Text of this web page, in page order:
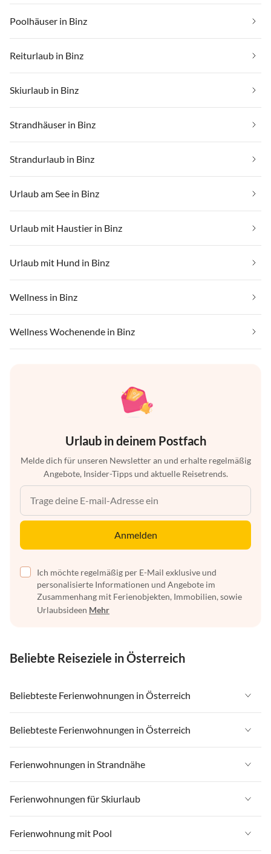
Poolhäuser in Binz
Reiturlaub in Binz
Skiurlaub in Binz
Strandhäuser in Binz
Strandurlaub in Binz
Urlaub am See in Binz
Urlaub mit Haustier in Binz
Urlaub mit Hund in Binz
Wellness in Binz
Wellness Wochenende in Binz
Urlaub in deinem Postfach
Melde dich für unseren Newsletter an und erhalte regelmäßig
Angebote, Insider-Tipps und aktuelle Reisetrends.
Anmelden
Ich möchte regelmäßig per E-Mail exklusive und
personalisierte Informationen und Angebote im
Zusammenhang mit Ferienobjekten, Immobilien, sowie
Urlaubsideen Mehr
Beliebte Reiseziele in Österreich
Beliebteste Ferienwohnungen in Österreich
Ferienwohnungen in Österreich
Ferienwohnungen in Tirol
Ferienwohnungen in Salzburger Land
Ferienwohnungen in Zell am See - Pinzgau
Ferienwohnungen in Zillertal
Beliebteste Ferienwohnungen in Österreich
Ferienwohnungen in Österreich
Ferienwohnungen in Tirol
Ferienwohnungen in Salzburger Land
Ferienwohnungen in Zell am See - Pinzgau
Ferienwohnungen in Strandnähe
Ferienwohnungen in Strandnähe in Österreich
Ferienwohnungen in Strandnähe in Kärnten
Ferienwohnungen in Strandnähe in Salzkammergut
Ferienwohnungen für Skiurlaub
Ferienwohnungen für Skiurlaub in Österreich
Ferienwohnung mit Pool